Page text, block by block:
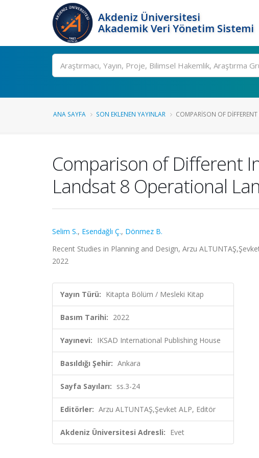
Akdeniz Üniversitesi
Akademik Veri Yönetim Sistemi
Ara
ANA SAYFA SON EKLENEN YAYINLAR COMPARISON OF
Comparison of Different
Landsat 8 Operational
Selim S., Esendağlı Ç., Dönmez B.
Recent Studies in Planning and Design, Arzu
2022
Yayın Türü: Kitapta Bölüm / Mesleki Kitap
Basım Tarihi: 2022
Yayınevi: IKSAD International Publishing House
Basıldığı Şehir: Ankara
Sayfa Sayıları: ss.3-24
Editörler: Arzu ALTUNTAŞ,Şevket ALP, Editör
Akdeniz Üniversitesi Adresli: Evet